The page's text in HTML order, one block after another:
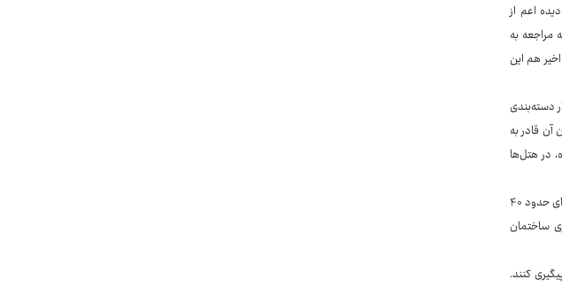
اعم از
مراجعه به
هم این
دسته‌بندی
قادر به
در هتل‌ها
نادعلی در ادامه خاطرنشان کرد: در مرحله بعدی، بر اساس مصوبات شورای شهر، به طور متوسط ودیعه‌ای حدود دو میلیارد تومان (و اجاره‌ای حدود ۴۰
ساختمان
کنند.